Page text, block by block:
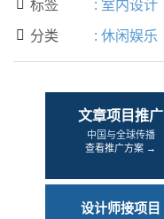
 标签 : 室内设计
 分类 : 休闲娱乐
文章项目推广
中国与全球传播
查看推广方案 →
设计师接项目